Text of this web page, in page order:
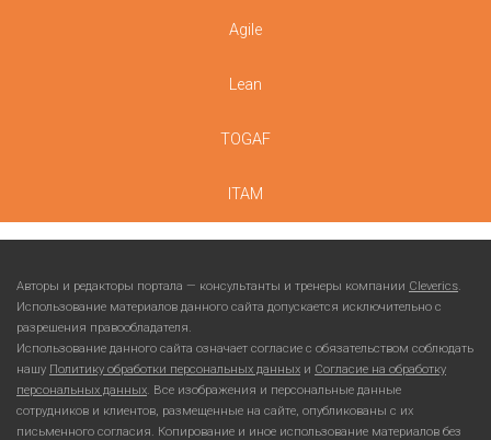
Agile
Lean
TOGAF
ITAM
Авторы и редакторы портала — консультанты и тренеры компании Cleverics.
Использование материалов данного сайта допускается исключительно с
разрешения правообладателя.
Использование данного сайта означает согласие с обязательством соблюдать
нашу Политику обработки персональных данных и Согласие на обработку
персональных данных. Все изображения и персональные данные
сотрудников и клиентов, размещенные на сайте, опубликованы с их
письменного согласия. Копирование и иное использование материалов без